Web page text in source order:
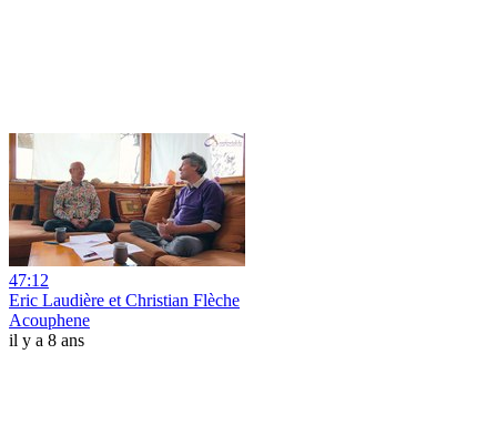
47:12
Eric Laudière et Christian Flèche
Acouphene
il y a 8 ans